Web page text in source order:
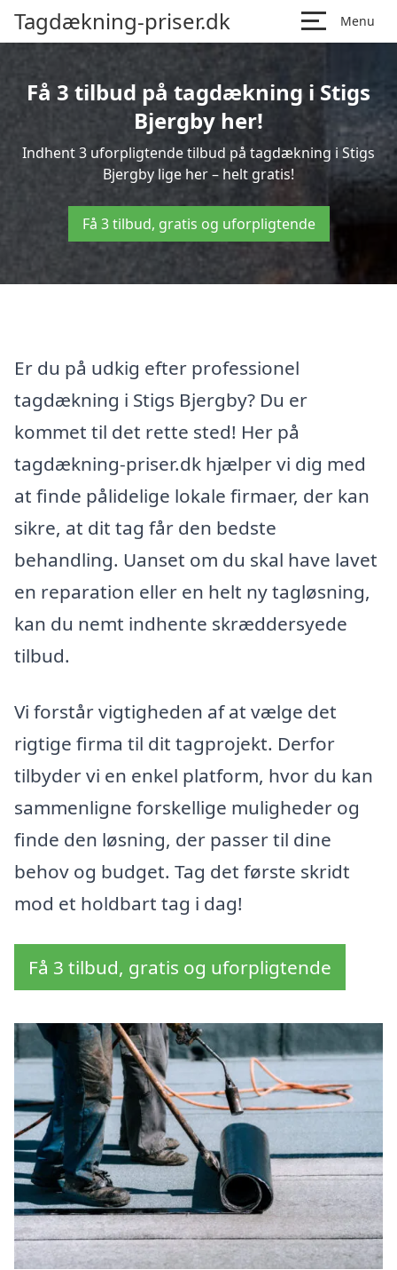
Tagdækning-priser.dk Menu
Få 3 tilbud på tagdækning i Stigs
Bjergby her!
Indhent 3 uforpligtende tilbud på tagdækning i Stigs
Bjergby lige her – helt gratis!
Få 3 tilbud, gratis og uforpligtende
Er du på udkig efter professionel
tagdækning i Stigs Bjergby? Du er
kommet til det rette sted! Her på
tagdækning-priser.dk hjælper vi dig med
at finde pålidelige lokale firmaer, der kan
sikre, at dit tag får den bedste
behandling. Uanset om du skal have lavet
en reparation eller en helt ny tagløsning,
kan du nemt indhente skræddersyede
tilbud.
Vi forstår vigtigheden af at vælge det
rigtige firma til dit tagprojekt. Derfor
tilbyder vi en enkel platform, hvor du kan
sammenligne forskellige muligheder og
finde den løsning, der passer til dine
behov og budget. Tag det første skridt
mod et holdbart tag i dag!
Få 3 tilbud, gratis og uforpligtende